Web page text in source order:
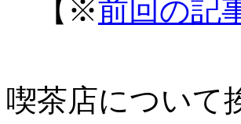
【※前回の記
喫茶店について